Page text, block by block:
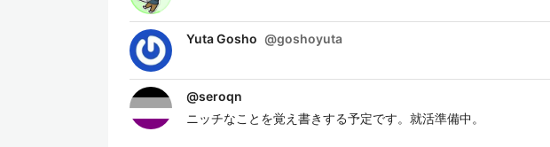
Yuta Gosho @goshoyuta
@seroqn
ニッチなことを覚え書きする予定です。就活準備中。